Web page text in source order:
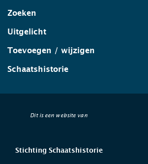
Zoeken
Uitgelicht
Toevoegen / wijzigen
Schaatshistorie
Dit is een website van
Stichting Schaatshistorie